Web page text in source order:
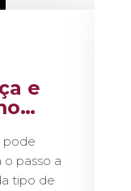
e
pode
o passo a
tipo de